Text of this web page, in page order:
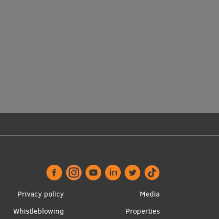
Footer
menu
Privacy policy
Whistleblowing
Apakšējā
izvēlne2
Media
Properties